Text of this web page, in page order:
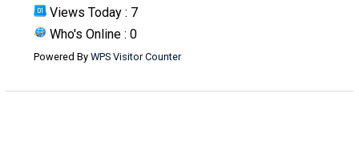
Views Today : 7
Who's Online : 0
Powered By WPS Visitor Counter